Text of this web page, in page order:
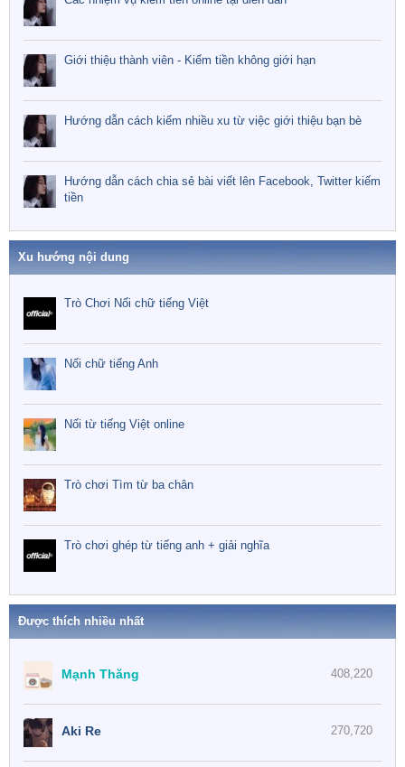
Giới thiệu thành viên - Kiếm tiền không giới hạn
Hướng dẫn cách kiếm nhiều xu từ việc giới thiệu bạn bè
Hướng dẫn cách chia sẻ bài viết lên Facebook, Twitter kiếm
tiền
Xu hướng nội dung
Trò Chơi Nối chữ tiếng Việt
Nối chữ tiếng Anh
Nối từ tiếng Việt online
Trò chơi Tìm từ ba chân
Trò chơi ghép từ tiếng anh + giải nghĩa
Được thích nhiều nhất
408,220
Mạnh Thăng
270,720
Aki Re